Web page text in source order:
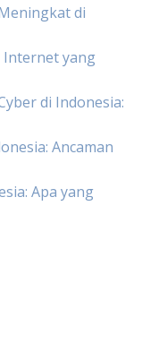
di
Internet yang
di Indonesia:
Ancaman
Apa yang